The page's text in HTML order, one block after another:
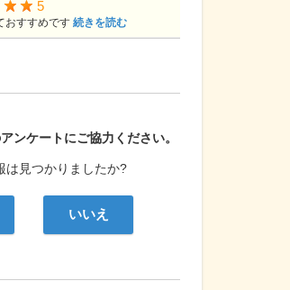
ンケートにご協力ください。
は見つかりましたか?
いいえ
5
おすすめです 続きを読む